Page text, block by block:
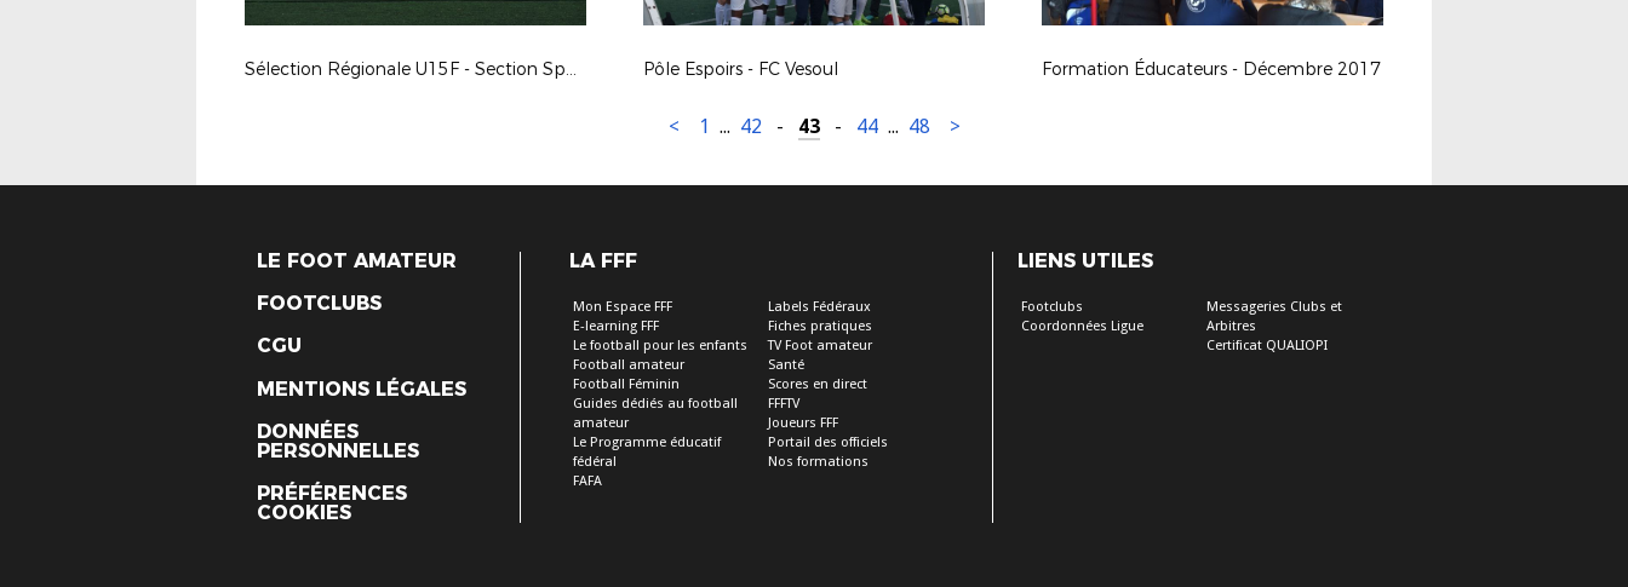
Sélection Régionale U15F - Section Sportive Régionale Chevigny Saint-Sauveur Pôle Espoirs - FC Vesoul Formation Éducateurs - Décembre 2017
< 1 ... 42 - 43 - 44 ... 48 >
LE FOOT AMATEUR
FOOTCLUBS
CGU
MENTIONS LÉGALES
DONNÉES
PERSONNELLES
PRÉFÉRENCES
COOKIES
LA FFF
Mon Espace FFF
E-learning FFF
Le football pour les enfants
Football amateur
Football Féminin
Guides dédiés au football
amateur
Le Programme éducatif
fédéral
FAFA
Labels Fédéraux
Fiches pratiques
TV Foot amateur
Santé
Scores en direct
FFFTV
Joueurs FFF
Portail des officiels
Nos formations
LIENS UTILES
Footclubs
Coordonnées Ligue
Messageries Clubs et
Arbitres
Certificat QUALIOPI